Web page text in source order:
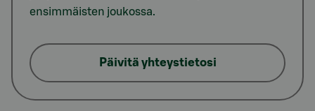
ensimmäisten joukossa.
Päivitä yhteystietosi